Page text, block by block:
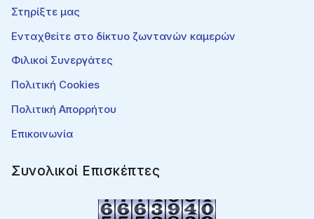
Στηρίξτε μας
Ενταχθείτε στο δίκτυο ζωντανών καμερών
Φιλικοί Συνεργάτες
Πολιτική Cookies
Πολιτική Απορρήτου
Επικοινωνία
Συνολικοί Επισκέπτες